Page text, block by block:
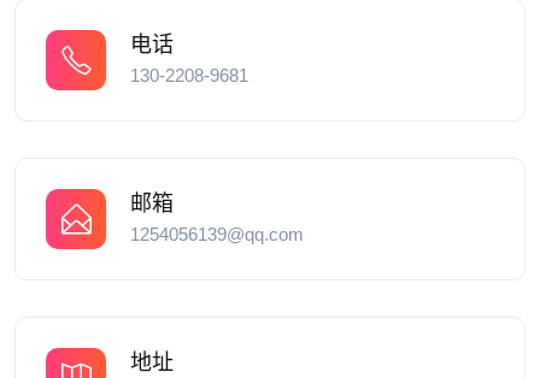
电话
130-2208-9681
邮箱
1254056139@qq.com
地址